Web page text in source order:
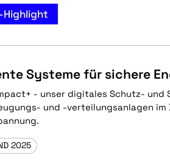
Systeme für sichere
- unser digitales Schutz-
und -verteilungsanlagen
2025